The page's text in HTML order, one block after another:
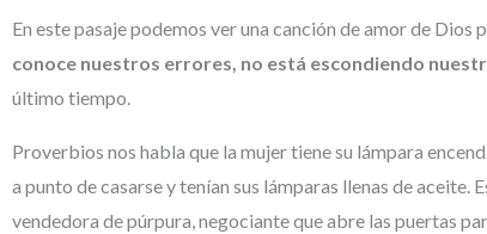
En este pasaje podemos ver una canción de amor de
conoce nuestros errores, no está escondiendo
último tiempo.
Proverbios nos habla que la mujer tiene su lámpara
a punto de casarse y tenían sus lámparas llenas de
vendedora de púrpura, negociante que abre las puertas